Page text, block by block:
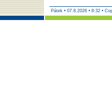
Pátek • 07.8.2026 • 8:32 •